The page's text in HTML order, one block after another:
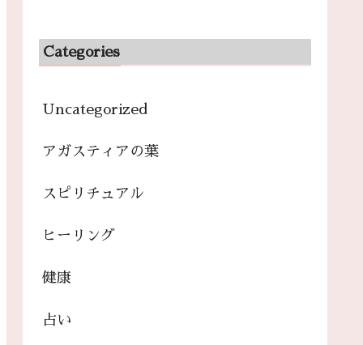
Categories
Uncategorized
アガスティアの葉
スピリチュアル
ヒーリング
健康
占い